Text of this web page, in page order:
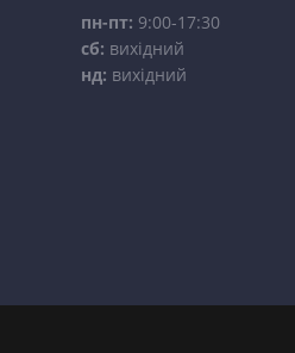
пн-пт: 9:00-17:30
сб: вихідний
нд: вихідний